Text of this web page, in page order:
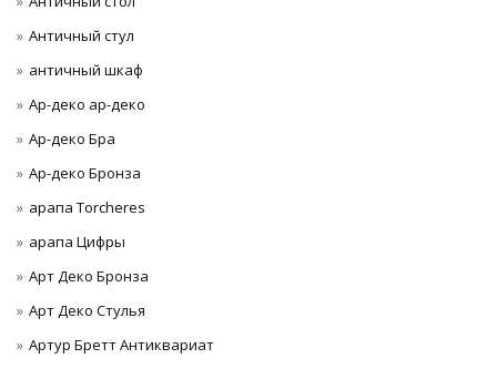
Античный стул
античный шкаф
Ар-деко ар-деко
Ар-деко Бра
Ар-деко Бронза
арапа Torcheres
арапа Цифры
Арт Деко Бронза
Арт Деко Стулья
Артур Бретт Антиквариат